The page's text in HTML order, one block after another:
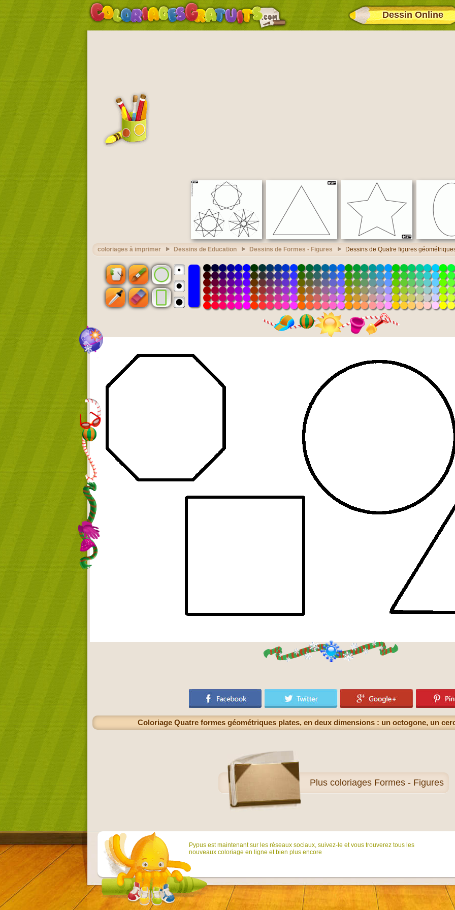
Dessin Online
coloriages à imprimer Dessins de Education Dessins de Formes - Figures Dessins de Quatre figures
Coloriage Quatre formes géométriques plates, en deux dimensions : un octogone, un
Plus coloriages Formes - Figures
Pypus est maintenant sur ​​les réseaux sociaux, suivez-le et vous trouverez tous les
nouveaux coloriage en ligne et bien plus encore